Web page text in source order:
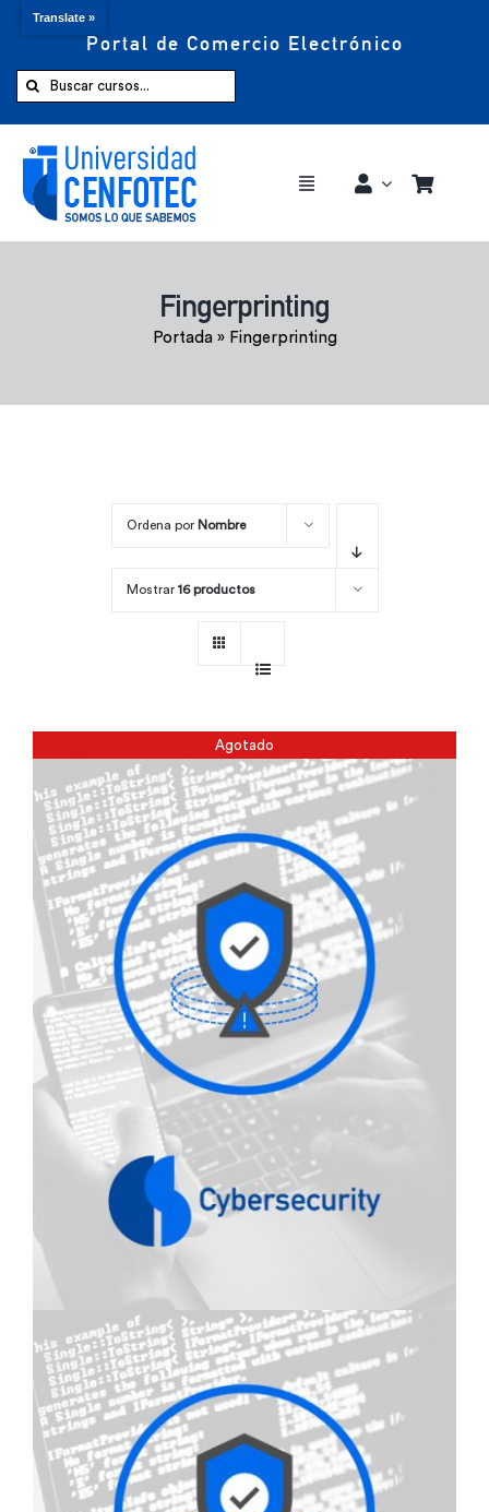
Portal de Comercio Electrónico
Buscar:
Toggle
Comprar ahora
Fingerprinting
Portada» Fingerprinting
Ordena por Nombre
Mostrar 16 productos
Agotado
Translate »